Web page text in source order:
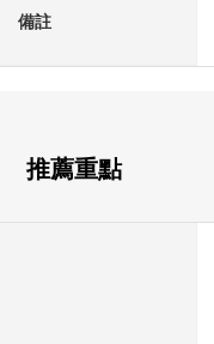
備註
推薦重點